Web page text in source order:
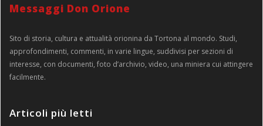
Messaggi Don Orione
Sito di storia, cultura e attualità orionina da Tortona al mondo. Studi,
approfondimenti, commenti, in varie lingue, suddivisi per sezioni di
interesse, con documenti, foto d’archivio, video, una miniera cui attingere
facilmente.
Articoli più letti